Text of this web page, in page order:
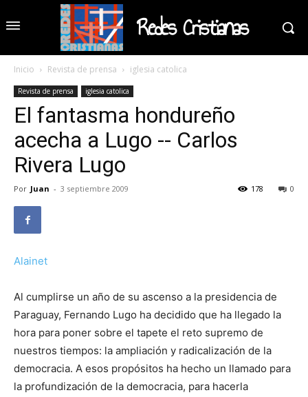
Redes Cristianas
Inicio Revista de prensa iglesia catolica
Revista de prensa iglesia catolica
El fantasma hondureño
acecha a Lugo -- Carlos
Rivera Lugo
Por Juan - 3 septiembre 2009 0
178
Alainet
Al cumplirse un año de su ascenso a la presidencia de
Paraguay, Fernando Lugo ha decidido que ha llegado la
hora para poner sobre el tapete el reto supremo de
nuestros tiempos: la ampliación y radicalización de la
democracia. A esos propósitos ha hecho un llamado para
la profundización de la democracia, para hacerla